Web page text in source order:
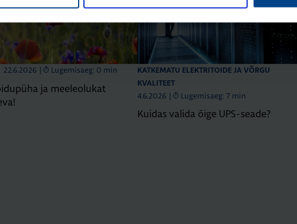
22.6.2026 | Lugemisaeg: 0 min
ja meeleolukat
KATKEMATU ELEKTRITOIDE JA VÕRGU
KVALITEET
4.6.2026 | Lugemisaeg: 7 min
Kuidas valida õige UPS-seade?